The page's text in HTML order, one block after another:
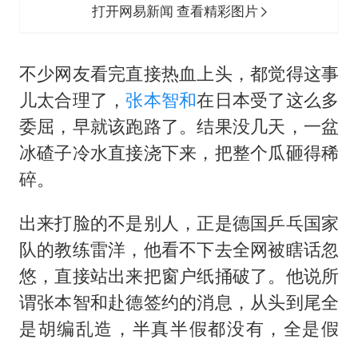
打开网易新闻 查看精彩图片
不少网友看完直接热血上头，都觉得这事
儿太合理了，张本智和在日本受了这么多
委屈，早就该跑路了。结果没几天，一盆
冰碴子冷水直接浇下来，把整个瓜砸得稀
碎。
出来打脸的不是别人，正是德国乒乓国家
队的教练雷洋，他看不下去全网被瞎话忽
悠，直接站出来把窗户纸捅破了。他说所
谓张本智和赴德签约的消息，从头到尾全
是胡编乱造，半真半假都没有，全是假